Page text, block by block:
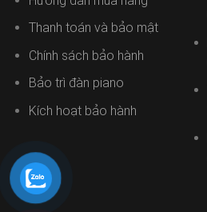
Thanh toán và bảo mật
Chính sách bảo hành
Bảo trì đàn piano
Kích hoạt bảo hành